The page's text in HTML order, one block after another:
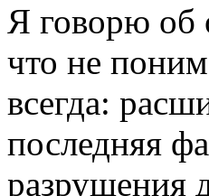
Я говорю об
что не
всегда:
последняя
разрушения